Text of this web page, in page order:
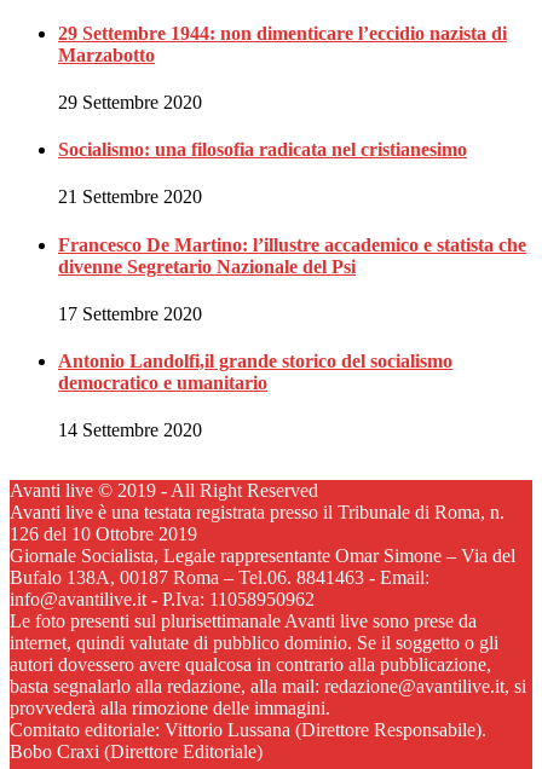
29 Settembre 1944: non dimenticare l’eccidio nazista di
Marzabotto
29 Settembre 2020
Socialismo: una filosofia radicata nel cristianesimo
21 Settembre 2020
Francesco De Martino: l’illustre accademico e statista che
divenne Segretario Nazionale del Psi
17 Settembre 2020
Antonio Landolfi,il grande storico del socialismo
democratico e umanitario
14 Settembre 2020
Avanti live © 2019 - All Right Reserved
Avanti live è una testata registrata presso il Tribunale di Roma, n.
126 del 10 Ottobre 2019
Giornale Socialista, Legale rappresentante Omar Simone – Via del
Bufalo 138A, 00187 Roma – Tel.06. 8841463 - Email:
info@avantilive.it - P.Iva: 11058950962
Le foto presenti sul plurisettimanale Avanti live sono prese da
internet, quindi valutate di pubblico dominio. Se il soggetto o gli
autori dovessero avere qualcosa in contrario alla pubblicazione,
basta segnalarlo alla redazione, alla mail: redazione@avantilive.it, si
provvederà alla rimozione delle immagini.
Comitato editoriale: Vittorio Lussana (Direttore Responsabile).
Bobo Craxi (Direttore Editoriale)